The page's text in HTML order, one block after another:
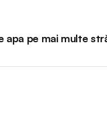
apa pe mai multe